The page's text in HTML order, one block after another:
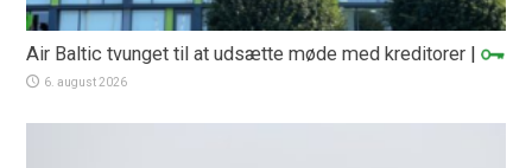
Air Baltic tvunget til at udsætte møde med kreditorer |
6. august 2026